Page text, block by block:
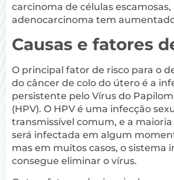
carcinoma de células
adenocarcinoma tem
Causas e fatores
O principal fator de risco para o
do câncer de colo do útero é a
persistente pelo Vírus do
(HPV). O HPV é uma infecção
transmissível comum, e a maioria
será infectada em algum
mas em muitos casos, o sistema
consegue eliminar o vírus.